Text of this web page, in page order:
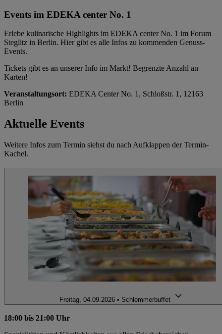
Events im EDEKA center No. 1
Erlebe kulinarische Highlights im EDEKA center No. 1 im Forum
Steglitz in Berlin. Hier gibt es alle Infos zu kommenden Genuss-
Events.
Tickets gibt es an unserer Info im Markt! Begrenzte Anzahl an
Karten!
Veranstaltungsort: EDEKA Center No. 1, Schloßstr. 1, 12163
Berlin
Aktuelle Events
Weitere Infos zum Termin siehst du nach Aufklappen der Termin-
Kachel.
Freitag, 04.09.2026 • Schlemmerbuffet
18:00 bis 21:00 Uhr